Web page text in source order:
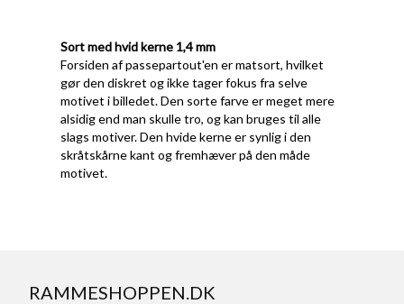
Sort med hvid kerne 1,4 mm
Forsiden af passepartout'en er matsort, hvilket
gør den diskret og ikke tager fokus fra selve
motivet i billedet. Den sorte farve er meget mere
alsidig end man skulle tro, og kan bruges til alle
slags motiver. Den hvide kerne er synlig i den
skråtskårne kant og fremhæver på den måde
motivet.
RAMMESHOPPEN.DK